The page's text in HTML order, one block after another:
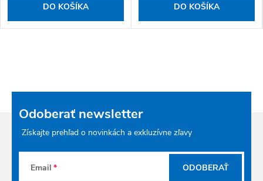
DO KOŠÍKA DO KOŠÍKA
Odoberať newsletter
Získajte prehľad o novinkách a exkluzívne zľavy
Email ODOBERAŤ